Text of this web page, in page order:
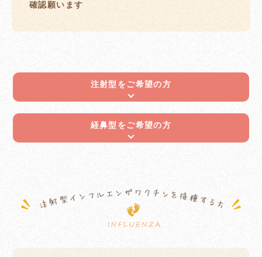
確認願います
注射型をご希望の方
経鼻型をご希望の方